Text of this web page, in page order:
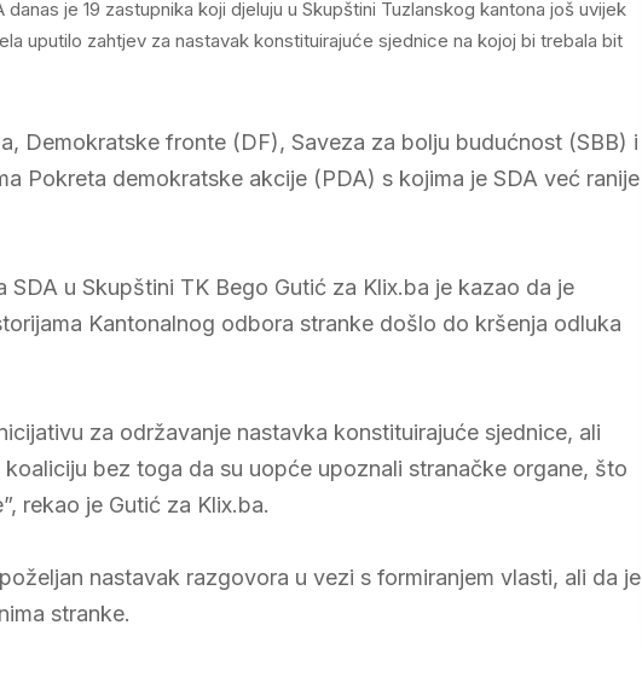
je 19 zastupnika koji djeluju u Skupštini Tuzlanskog kantona još uvijek
uputilo zahtjev za nastavak konstituirajuće sjednice na kojoj bi trebala bit
Demokratske fronte (DF), Saveza za bolju budućnost (SBB) i
Pokreta demokratske akcije (PDA) s kojima je SDA već ranije
u Skupštini TK Bego Gutić za Klix.ba je kazao da je
Kantonalnog odbora stranke došlo do kršenja odluka
za održavanje nastavka konstituirajuće sjednice, ali
bez toga da su uopće upoznali stranačke organe, što
rekao je Gutić za Klix.ba.
nastavak razgovora u vezi s formiranjem vlasti, ali da je
stranke.